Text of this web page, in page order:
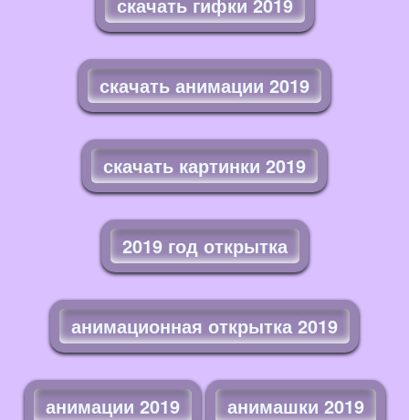
скачать анимации 2019
скачать картинки 2019
2019 год открытка
анимационная открытка 2019
анимации 2019 анимашки 2019